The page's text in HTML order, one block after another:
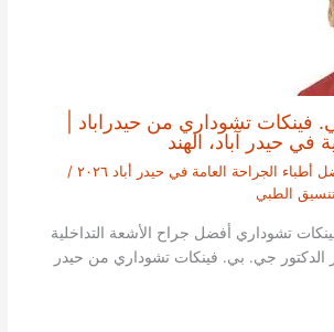
فينكات تشوداري من حيدراباد |
في حيدر آباد، الهند
أطباء الجراحة العامة في حيدر أباد ٢٠٢٦
/
الطبي
تشوداري أفضل جراح الأشعة التداخلية
الدكتور جي. بي. فينكات تشوداري من حيدر